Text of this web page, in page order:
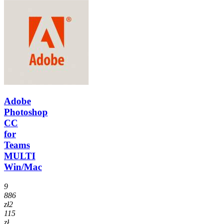
Adobe
Photoshop
CC
for
Teams
MULTI
Win/Mac
9
886
zł2
115
zł